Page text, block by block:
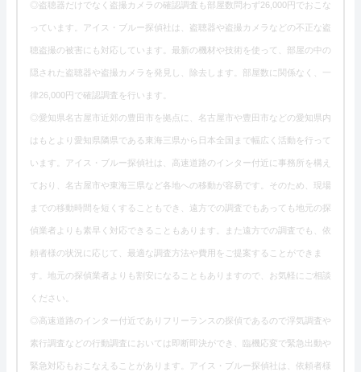
◎盗聴器だけでなく盗撮カメラの確認調査も部屋数問わず26,000円でおこな
っています。アイス・ブルー探偵社は、盗聴器や盗撮カメラなどの不正な盗
聴盗撮の被害にも対応しています。最新の機材や技術を使って、部屋の中の
隠された盗聴器や盗撮カメラを発見し、除去します。部屋数に関係なく、一
律26,000円で確認調査を行います。
◎愛知県名古屋市近郊の豊田市を拠点に、名古屋市や豊田市などの愛知県内
はもとより愛知県隣県である東海三県から日本全国まで幅広く活動を行って
います。アイス・ブルー探偵社は、高速道路のインター付近に事務所を構え
ており、名古屋市や東海三県など各地への移動が容易です。そのため、現場
までの移動時間を短くすることもでき、遠方での調査でもあっても地元の探
偵業者よりも素早く対応できることもあります。また遠方での調査でも、依
頼者様の状況に応じて、最適な調査方法や費用をご提案することができま
す。地元の探偵業者よりも割安になることもありますので、お気軽にご相談
ください。
◎高速道路のインター付近でありフリーランスの探偵であるので浮気調査や
素行調査などの行動調査においては即断即決ができ、臨機応変で緊急出動や
緊急対応もおこなえることがあります。アイス・ブルー探偵社は、依頼者様